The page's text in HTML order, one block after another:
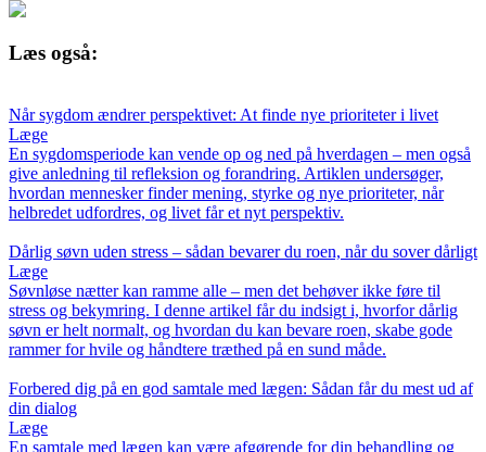
Læs også:
Når sygdom ændrer perspektivet: At finde nye prioriteter i livet
Læge
En sygdomsperiode kan vende op og ned på hverdagen – men også
give anledning til refleksion og forandring. Artiklen undersøger,
hvordan mennesker finder mening, styrke og nye prioriteter, når
helbredet udfordres, og livet får et nyt perspektiv.
Dårlig søvn uden stress – sådan bevarer du roen, når du sover dårligt
Læge
Søvnløse nætter kan ramme alle – men det behøver ikke føre til
stress og bekymring. I denne artikel får du indsigt i, hvorfor dårlig
søvn er helt normalt, og hvordan du kan bevare roen, skabe gode
rammer for hvile og håndtere træthed på en sund måde.
Forbered dig på en god samtale med lægen: Sådan får du mest ud af
din dialog
Læge
En samtale med lægen kan være afgørende for din behandling og